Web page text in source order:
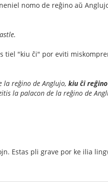
nomo de reĝino aŭ
tiel "kiu ĉi" por eviti
la reĝino de Anglujo, kiu ĉi reĝino
la palacon de la reĝino de
Estas pli grave por ke ilia